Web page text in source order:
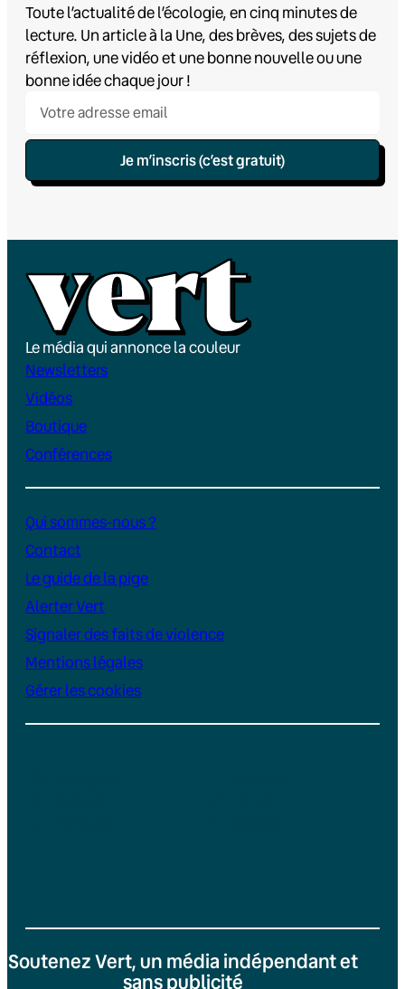
Toute l’actualité de l’écologie, en cinq minutes de
lecture. Un article à la Une, des brèves, des sujets de
réflexion, une vidéo et une bonne nouvelle ou une
bonne idée chaque jour !
Je m’inscris (c’est gratuit)
Le média qui annonce la couleur
Newsletters
Vidéos
Boutique
Conférences
Qui sommes-nous ?
Contact
Le guide de la pige
Alerter Vert
Signaler des faits de violence
Mentions légales
Gérer les cookies
Soutenez Vert, un média indépendant et
sans publicité